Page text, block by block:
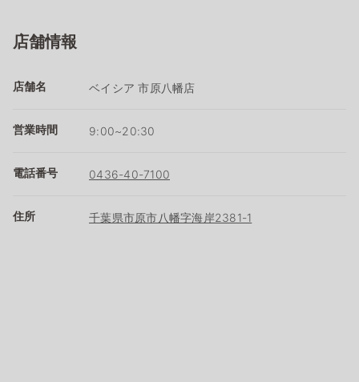
店舗情報
店舗名 ベイシア 市原八幡店
営業時間 9:00~20:30
電話番号 0436-40-7100
住所 千葉県市原市八幡字海岸2381-1